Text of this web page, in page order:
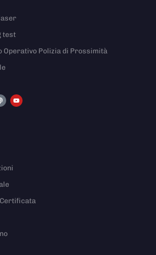
test
Operativo Polizia di Prossimità